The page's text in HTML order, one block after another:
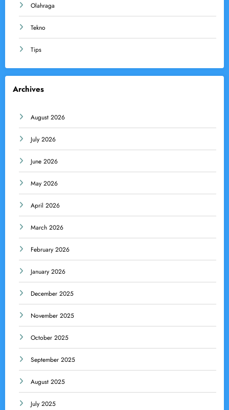
Olahraga
Tekno
Tips
Archives
August 2026
July 2026
June 2026
May 2026
April 2026
March 2026
February 2026
January 2026
December 2025
November 2025
October 2025
September 2025
August 2025
July 2025